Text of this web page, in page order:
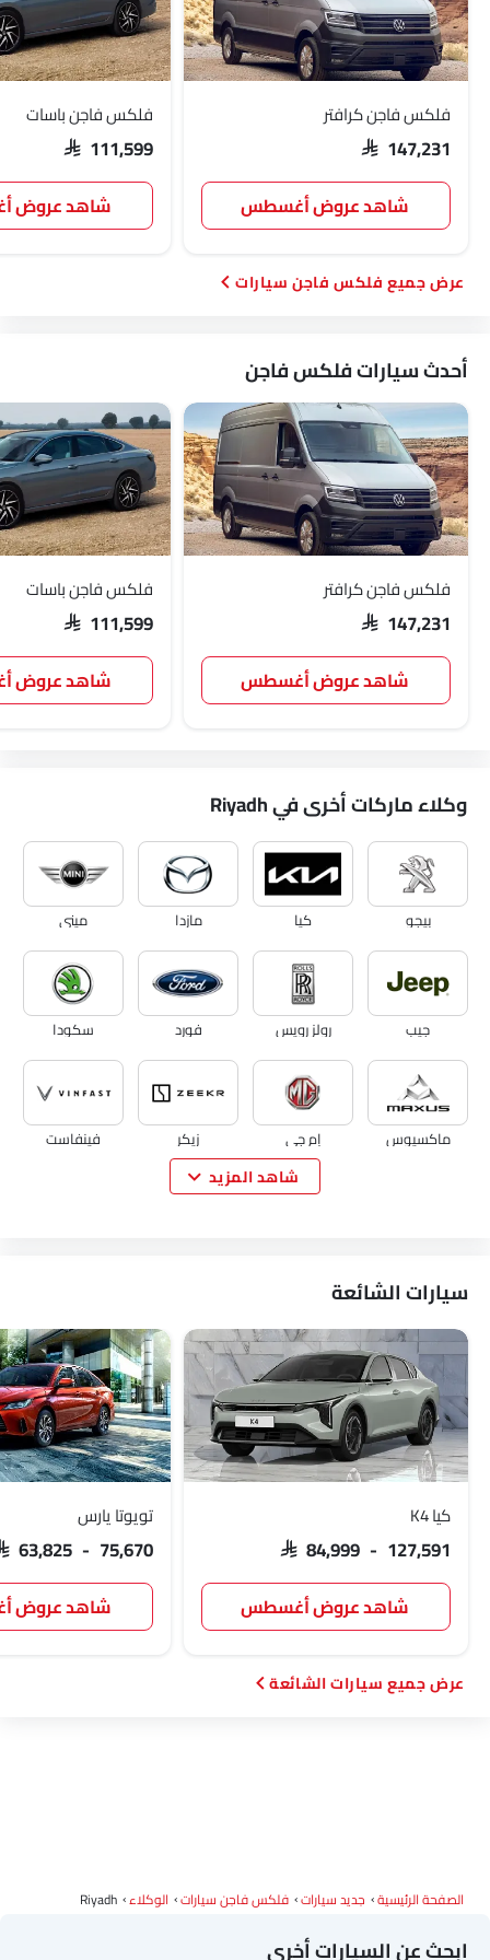
فلكس فاجن كرافتر
SAR 147,231
شاهد عروض أغسطس
فلكس فاجن باسات
SAR 111,599
شاهد عروض
فلكس فاجن سيارات
أحدث سيارات فلكس فاجن
فلكس فاجن كرافتر
SAR 147,231
شاهد عروض أغسطس
فلكس فاجن باسات
SAR 111,599
شاهد عروض
وكلاء ماركات أخرى في Riyadh
بيجو كيا مازدا ميني
جيب رولز رويس فورد سكودا
ماكسيوس إم جي زيكر فينفاست
جي إم سي فيات ماكلارين
شاهد المزيد
سيارات الشائعة
كيا K4
SAR 84,999 - 127,591
شاهد عروض أغسطس
تويوتا يارس
63,825 - 75,670
شاهد عروض
سيارات الشائعة
الصفحة الرئيسية جديد سيارات فلكس فاجن سيارات الوكلاء Riyadh
ابحث عن السيارات أخرى